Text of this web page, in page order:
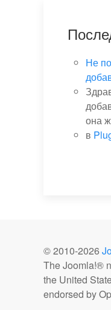
Не
она
в
© 2010-2026
The Joomla!®
the United
endorsed by